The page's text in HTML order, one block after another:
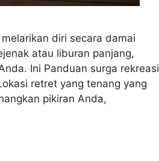
diri secara damai
atau liburan panjang,
Ini Panduan surga rekreasi
retret yang tenang yang
pikiran Anda,